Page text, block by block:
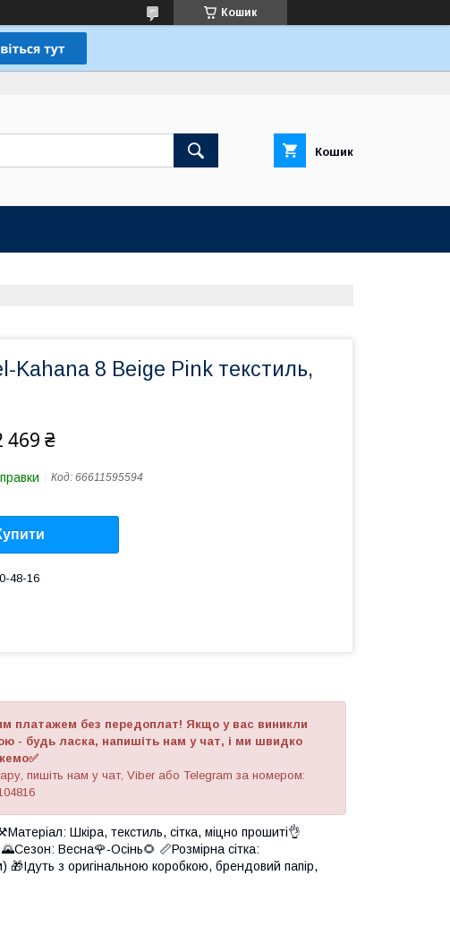
Кошик
Кошик
Kahana 8 Beige Pink текстиль,
469 ₴
Код: 66611595594
48-16
платажем без передоплат! Якщо у вас виникли
- будь ласка, напишіть нам у чат, і ми швидко
пишіть нам у чат, Viber або Telegram за номером:
Шкіра, текстиль, сітка, міцно прошиті👌
Весна🌹-Осінь🌻 📏Розмірна сітка:
з оригінальною коробкою, брендовий папір,